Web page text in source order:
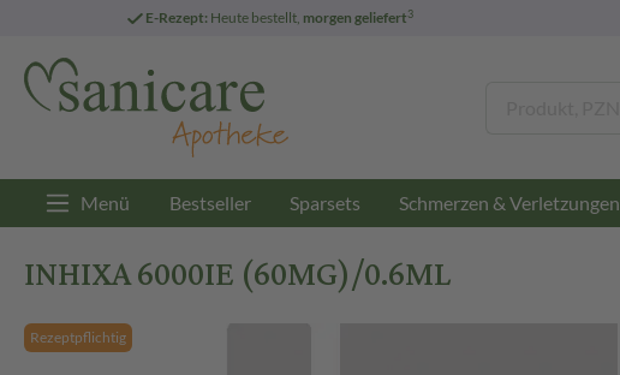
E-Rezept: Heute bestellt, morgen geliefert3
Menü Bestseller Sparsets Schmerzen & Verletzungen
INHIXA 6000IE (60MG)/0.6ML
Rezeptpflichtig